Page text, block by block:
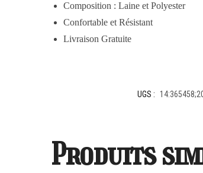
Composition : Laine et Polyester
Confortable et Résistant
Livraison Gratuite
UGS :
Produits